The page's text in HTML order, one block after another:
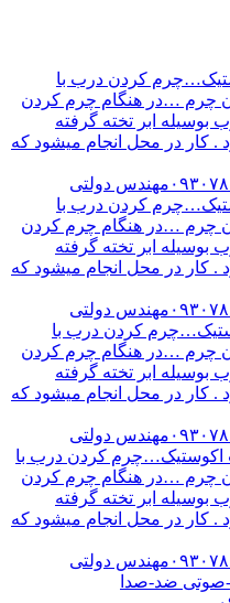
کردن درب با
چرم …در هنگام چرم کردن
ابر تخته گرفته
. کار در محل انجام میشود که
کردن درب با
چرم …در هنگام چرم کردن
ابر تخته گرفته
. کار در محل انجام میشود که
کردن درب با
چرم …در هنگام چرم کردن
ابر تخته گرفته
. کار در محل انجام میشود که
کردن درب با
چرم …در هنگام چرم کردن
ابر تخته گرفته
. کار در محل انجام میشود که
صوتی ضد-صدا